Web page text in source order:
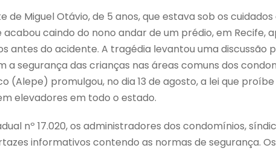
de Miguel Otávio, de 5 anos, que estava sob os cuidados
caindo do nono andar de um prédio, em Recife,
antes do acidente. A tragédia levantou uma discussão
a segurança das crianças nas áreas comuns dos
(Alepe) promulgou, no dia 13 de agosto, a lei que
elevadores em todo o estado.
nº 17.020, os administradores dos condomínios,
informativos contendo as normas de segurança.